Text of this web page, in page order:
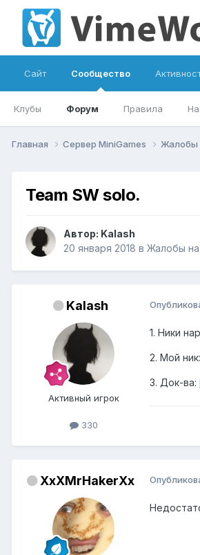
Сайт Сообщество
Клубы Форум Правила
Главная Сервер MiniGames Жалобы
Team SW solo.
Автор: Kalash
20 января 2018 в Жалобы на
Kalash
Активный игрок
330
1. Ники
2. Мой
3. Док-ва:
XxXMrHakerXx